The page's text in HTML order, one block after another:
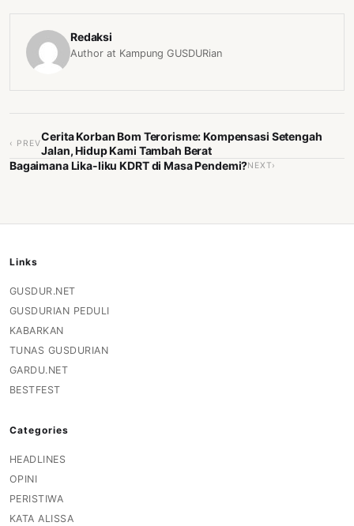
Redaksi
Author at Kampung GUSDURian
‹ PREV
Cerita Korban Bom Terorisme: Kompensasi Setengah
Jalan, Hidup Kami Tambah Berat
Bagaimana Lika-liku KDRT di Masa Pendemi?NEXT›
Links
GUSDUR.NET
GUSDURIAN PEDULI
KABARKAN
TUNAS GUSDURIAN
GARDU.NET
BESTFEST
Categories
HEADLINES
OPINI
PERISTIWA
KATA ALISSA